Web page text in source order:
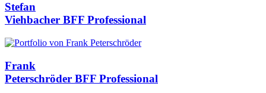
Stefan
Viehbacher BFF Professional
Frank
Peterschröder BFF Professional